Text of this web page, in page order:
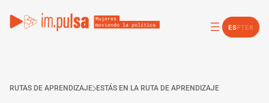
ESPTEN
RUTAS DE APRENDIZAJE ESTÁS EN LA RUTA DE APRENDIZAJE